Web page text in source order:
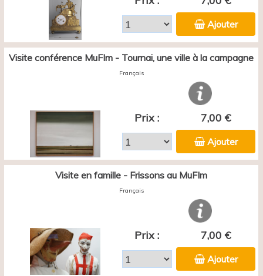
Ajouter
Visite conférence MuFIm - Tournai, une ville à la campagne
Français
Prix : 7,00 €
Ajouter
Visite en famille - Frissons au MuFIm
Français
Prix : 7,00 €
Ajouter